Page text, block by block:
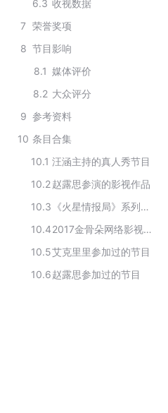
6.3 收视数据
7 荣誉奖项
8 节目影响
8.1 媒体评价
8.2 大众评分
9 参考资料
10 条目合集
10.1 汪涵主持的真人秀节目
10.2赵露思参演的影视作品
10.3
《火星情报局》系列综艺
10.4
2017金骨朵网络影视盛典获奖作品
10.5艾克里里参加过的节目
10.6赵露思参加过的节目